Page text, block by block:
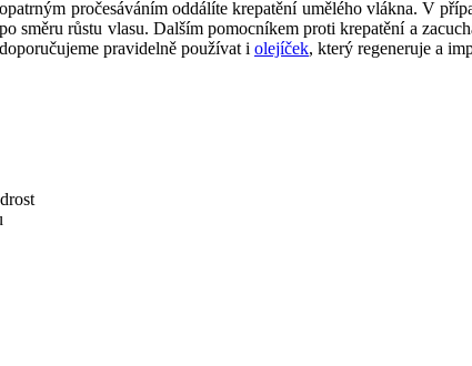
pročesáváním oddálíte krepatění umělého vlákna. V
směru růstu vlasu. Dalším pomocníkem proti krepatění a
pravidelně používat i olejíček, který regeneruje a